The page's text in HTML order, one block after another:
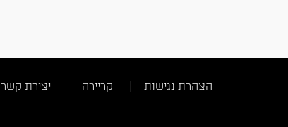
הצהרת נגישות קריירה יצירת קשר